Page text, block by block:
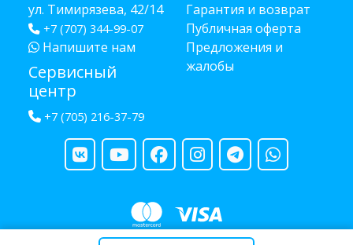
ул. Тимирязева, 42/14
+7 (707) 344-99-07
Напишите нам
Сервисный
центр
+7 (705) 216-37-79
Гарантия и возврат
Публичная оферта
Предложения и
жалобы